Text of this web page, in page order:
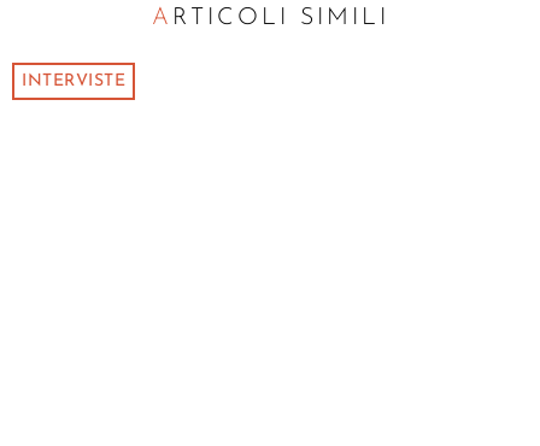
ARTICOLI SIMILI
INTERVISTE